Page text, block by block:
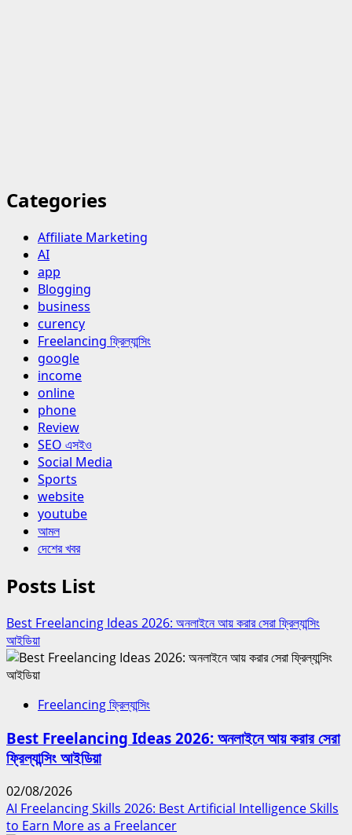
Categories
Affiliate Marketing
AI
app
Blogging
business
curency
Freelancing ফ্রিল্যান্সিং
google
income
online
phone
Review
SEO এসইও
Social Media
Sports
website
youtube
আমল
দেশের খবর
Posts List
Best Freelancing Ideas 2026: অনলাইনে আয় করার সেরা ফ্রিল্যান্সিং
আইডিয়া
Freelancing ফ্রিল্যান্সিং
Best Freelancing Ideas 2026: অনলাইনে আয় করার সেরা
ফ্রিল্যান্সিং আইডিয়া
02/08/2026
AI Freelancing Skills 2026: Best Artificial Intelligence Skills
to Earn More as a Freelancer